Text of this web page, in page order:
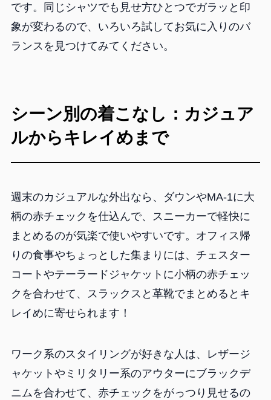
です。同じシャツでも見せ方ひとつでガラッと印
象が変わるので、いろいろ試してお気に入りのバ
ランスを見つけてみてください。
シーン別の着こなし：カジュア
ルからキレイめまで
週末のカジュアルな外出なら、ダウンやMA-1に大
柄の赤チェックを仕込んで、スニーカーで軽快に
まとめるのが気楽で使いやすいです。オフィス帰
りの食事やちょっとした集まりには、チェスター
コートやテーラードジャケットに小柄の赤チェッ
クを合わせて、スラックスと革靴でまとめるとキ
レイめに寄せられます！
ワーク系のスタイリングが好きな人は、レザージ
ャケットやミリタリー系のアウターにブラックデ
ニムを合わせて、赤チェックをがっつり見せるの